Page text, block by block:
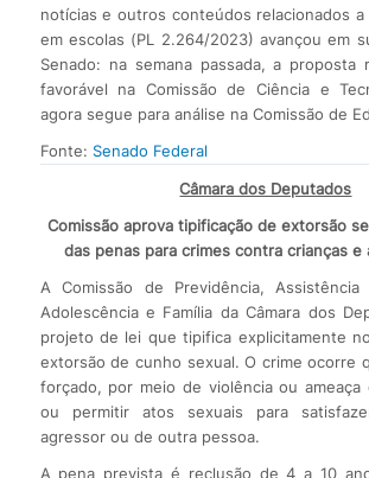
notícias e outros conteúdos relacionados
em escolas (PL 2.264/2023) avançou em
Senado: na semana passada, a proposta
favorável na Comissão de Ciência e
agora segue para análise na Comissão de
Fonte: Senado Federal
Câmara dos Deputados
Comissão aprova tipificação de extorsão
das penas para crimes contra crianças e
A Comissão de Previdência, Assistência
Adolescência e Família da Câmara dos
projeto de lei que tipifica explicitamente
extorsão de cunho sexual. O crime ocorre
forçado, por meio de violência ou ameaça
ou permitir atos sexuais para
agressor ou de outra pessoa.
A pena prevista é reclusão de 4 a 10